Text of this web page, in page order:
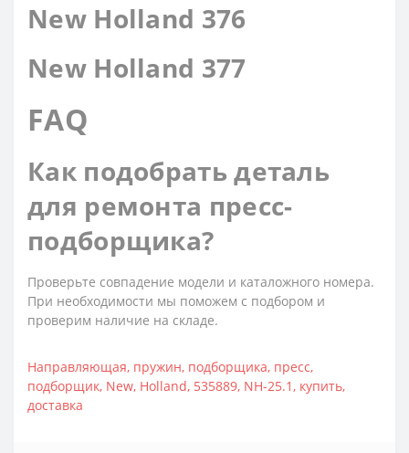
New Holland 376
New Holland 377
FAQ
Как подобрать деталь
для ремонта пресс-
подборщика?
Проверьте совпадение модели и каталожного номера.
При необходимости мы поможем с подбором и
проверим наличие на складе.
Направляющая, пружин, подборщика, пресс,
подборщик, New, Holland, 535889, NH-25.1, купить,
доставка